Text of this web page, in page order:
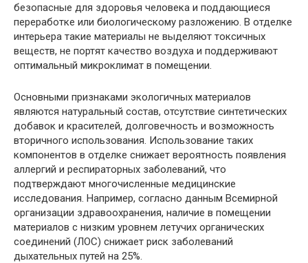
безопасные для здоровья человека и поддающиеся
переработке или биологическому разложению. В отделке
интерьера такие материалы не выделяют токсичных
веществ, не портят качество воздуха и поддерживают
оптимальный микроклимат в помещении.
Основными признаками экологичных материалов
являются натуральный состав, отсутствие синтетических
добавок и красителей, долговечность и возможность
вторичного использования. Использование таких
компонентов в отделке снижает вероятность появления
аллергий и респираторных заболеваний, что
подтверждают многочисленные медицинские
исследования. Например, согласно данным Всемирной
организации здравоохранения, наличие в помещении
материалов с низким уровнем летучих органических
соединений (ЛОС) снижает риск заболеваний
дыхательных путей на 25%.